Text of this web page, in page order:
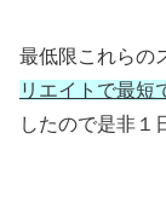
最低限これらの
リエイトで最短
したので是非１